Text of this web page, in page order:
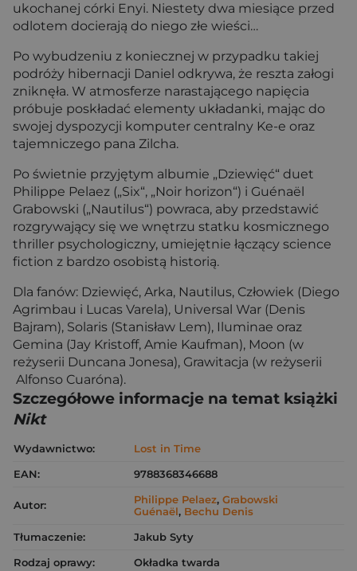
ukochanej córki Enyi. Niestety dwa miesiące przed
odlotem docierają do niego złe wieści…
Po wybudzeniu z koniecznej w przypadku takiej
podróży hibernacji Daniel odkrywa, że reszta załogi
zniknęła. W atmosferze narastającego napięcia
próbuje poskładać elementy układanki, mając do
swojej dyspozycji komputer centralny Ke-e oraz
tajemniczego pana Zilcha.
Po świetnie przyjętym albumie „Dziewięć“ duet
Philippe Pelaez („Six“, „Noir horizon“) i Guénaël
Grabowski („Nautilus“) powraca, aby przedstawić
rozgrywający się we wnętrzu statku kosmicznego
thriller psychologiczny, umiejętnie łączący science
fiction z bardzo osobistą historią.
Dla fanów: Dziewięć, Arka, Nautilus, Człowiek (Diego
Agrimbau i Lucas Varela), Universal War (Denis
Bajram), Solaris (Stanisław Lem), Iluminae oraz
Gemina (Jay Kristoff, Amie Kaufman), Moon (w
reżyserii Duncana Jonesa), Grawitacja (w reżyserii
Alfonso Cuaróna).
Szczegółowe informacje na temat książki
Nikt
Wydawnictwo:
Lost in Time
EAN:
9788368346688
Autor: Philippe Pelaez, Grabowski
Guénaël, Bechu Denis
Tłumaczenie:
Jakub Syty
Rodzaj oprawy:
Okładka twarda